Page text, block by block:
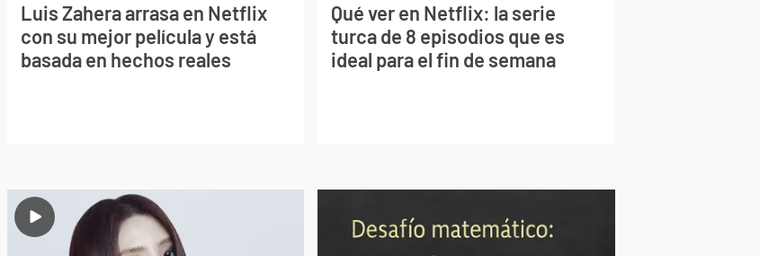
Luis Zahera arrasa en Netflix
con su mejor película y está
basada en hechos reales
Qué ver en Netflix: la serie
turca de 8 episodios que es
ideal para el fin de semana